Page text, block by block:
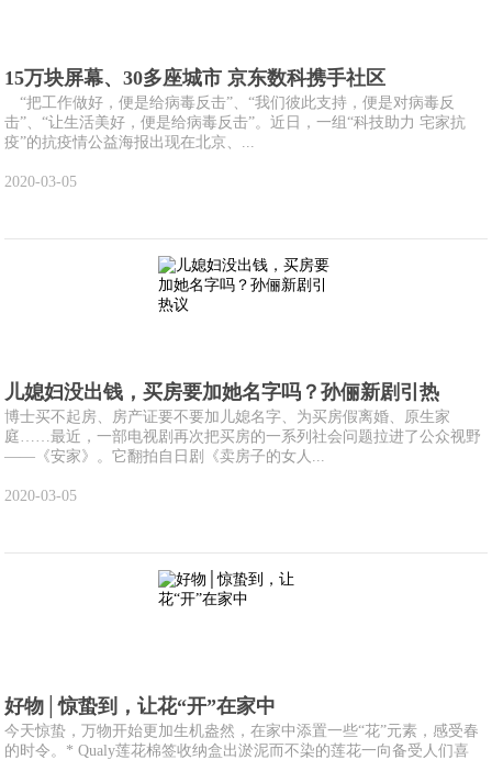
15万块屏幕、30多座城市 京东数科携手社区
“把工作做好，便是给病毒反击”、“我们彼此支持，便是对病毒反
击”、“让生活美好，便是给病毒反击”。近日，一组“科技助力 宅家抗
疫”的抗疫情公益海报出现在北京、...
2020-03-05
儿媳妇没出钱，买房要加她名字吗？孙俪新剧引热
博士买不起房、房产证要不要加儿媳名字、为买房假离婚、原生家
庭……最近，一部电视剧再次把买房的一系列社会问题拉进了公众视野
——《安家》。它翻拍自日剧《卖房子的女人...
2020-03-05
好物│惊蛰到，让花“开”在家中
今天惊蛰，万物开始更加生机盎然，在家中添置一些“花”元素，感受春
的时令。* Qualy莲花棉签收纳盒出淤泥而不染的莲花一向备受人们喜